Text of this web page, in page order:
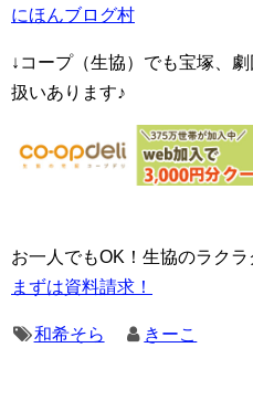
にほんブログ村
↓コープ（生協）でも宝塚、
扱いあります♪
お一人でもOK！生協のラクラ
まずは資料請求！
和希そら きーこ